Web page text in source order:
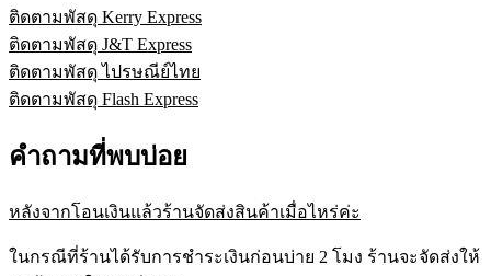
ติดตามพัสดุ Kerry Express
ติดตามพัสดุ J&T Express
ติดตามพัสดุ ไปรษณีย์ไทย
ติดตามพัสดุ Flash Express
คำถามที่พบบ่อย
หลังจากโอนเงินแล้วร้านจัดส่งสินค้าเมื่อไหร่ค่ะ
ในกรณีที่ร้านได้รับการชำระเงินก่อนบ่าย 2 โมง ร้านจะจัดส่งให้